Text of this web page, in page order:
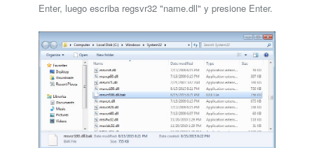
Enter, luego escriba regsvr32 "name.dll" y presione Enter.